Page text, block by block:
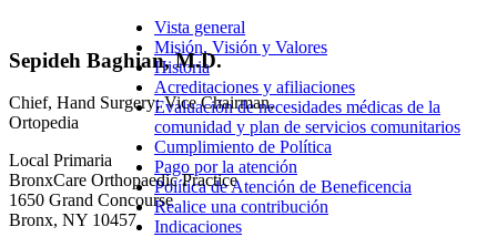
Vista general
Misión, Visión y Valores
Historia
Acreditaciones y afiliaciones
Evaluación de necesidades médicas de la
comunidad y plan de servicios comunitarios
Cumplimiento de Política
Pago por la atención
Política de Atención de Beneficencia
Realice una contribución
Indicaciones
Sepideh Baghian, M.D.
Chief, Hand Surgery; Vice Chairman,
Ortopedia
Local Primaria
BronxCare Orthopaedic Practice
1650 Grand Concourse
Bronx, NY 10457